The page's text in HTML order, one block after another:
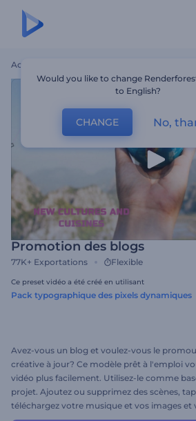
Accueil
Promotion des blogs
77K+ Exportations Flexible
Ce preset vidéo a été créé en utilisant
Pack typographique des pixels dynamiques
Avez-vous un blog et voulez-vous le
créative à jour? Ce modèle prêt à l'emploi
vidéo plus facilement. Utilisez-le comme
projet. Ajoutez ou supprimez des scènes,
téléchargez votre musique et vos images et
Would you like to change
to English?
CHANGE No,